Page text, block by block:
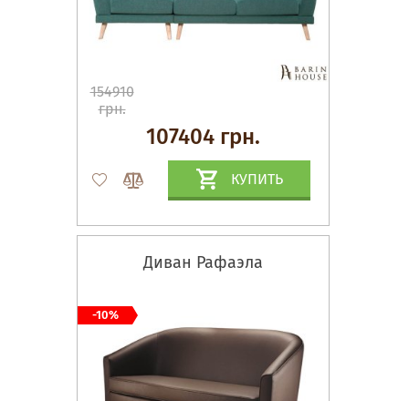
154910
грн.
107404 грн.
КУПИТЬ
Диван Рафаэла
-10%